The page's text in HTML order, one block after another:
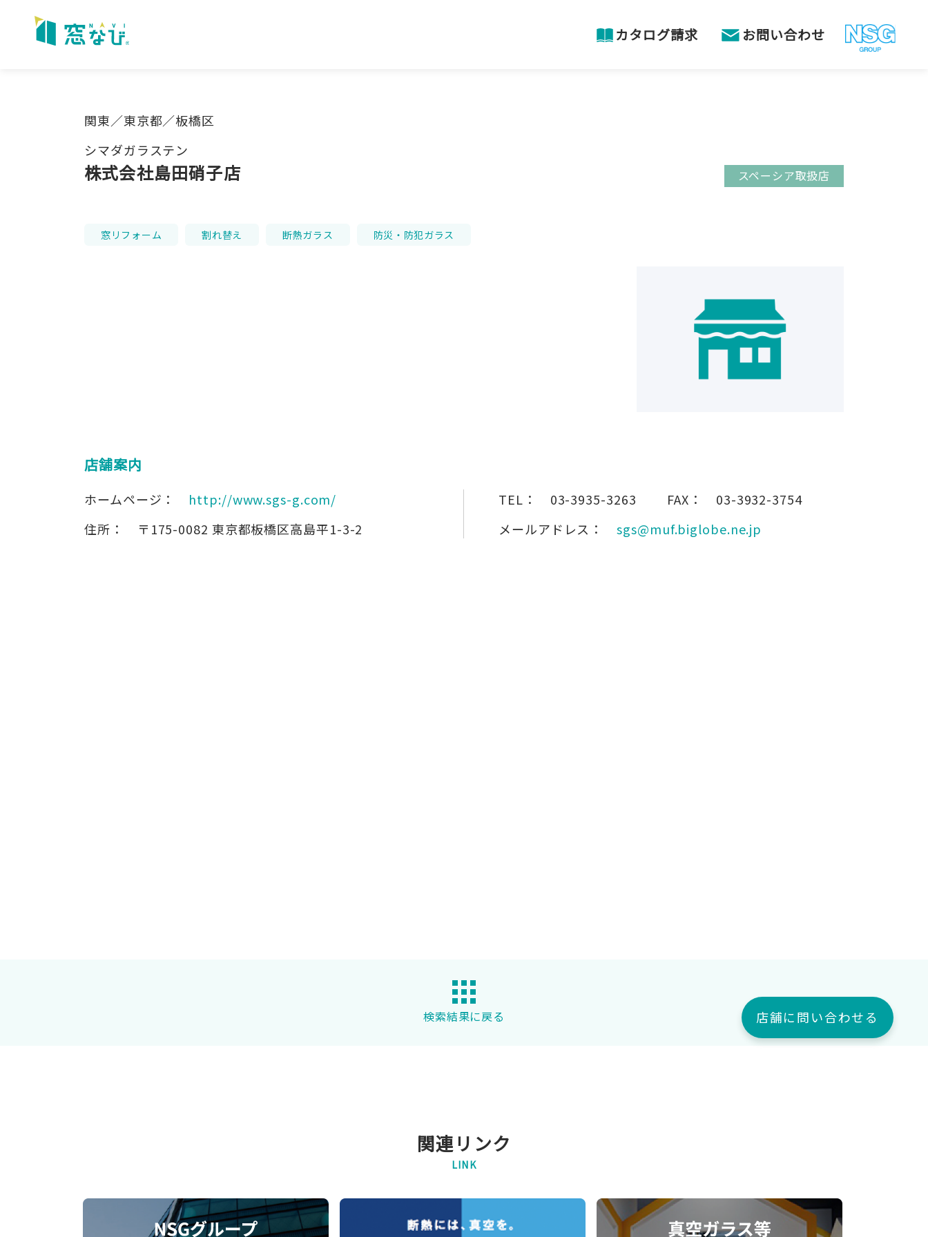
content
カタログ請求 お問い合わせ
関東／東京都／板橋区
シマダガラステン
株式会社島田硝子店 スペーシア取扱店
窓リフォーム 割れ替え 断熱ガラス 防災・防犯ガラス
店舗案内
ホームページ：
http://www.sgs-g.com/
住所：
〒175-0082 東京都板橋区高島平1-3-2
TEL： 03-3935-3263 FAX：
03-3932-3754
メールアドレス：
sgs@muf.biglobe.ne.jp
検索結果に戻る
関連リンク
LINK
店舗に問い合わせる